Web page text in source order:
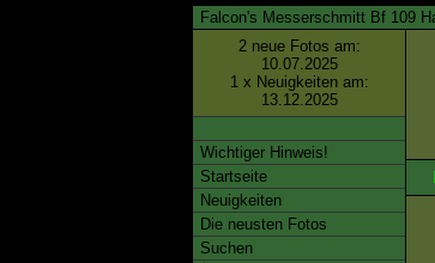
Falcon's Messerschmitt Bf 109
2 neue Fotos am:
10.07.2025
1 x Neuigkeiten am:
13.12.2025
Wichtiger Hinweis!
Startseite
Neuigkeiten
Die neusten Fotos
Suchen